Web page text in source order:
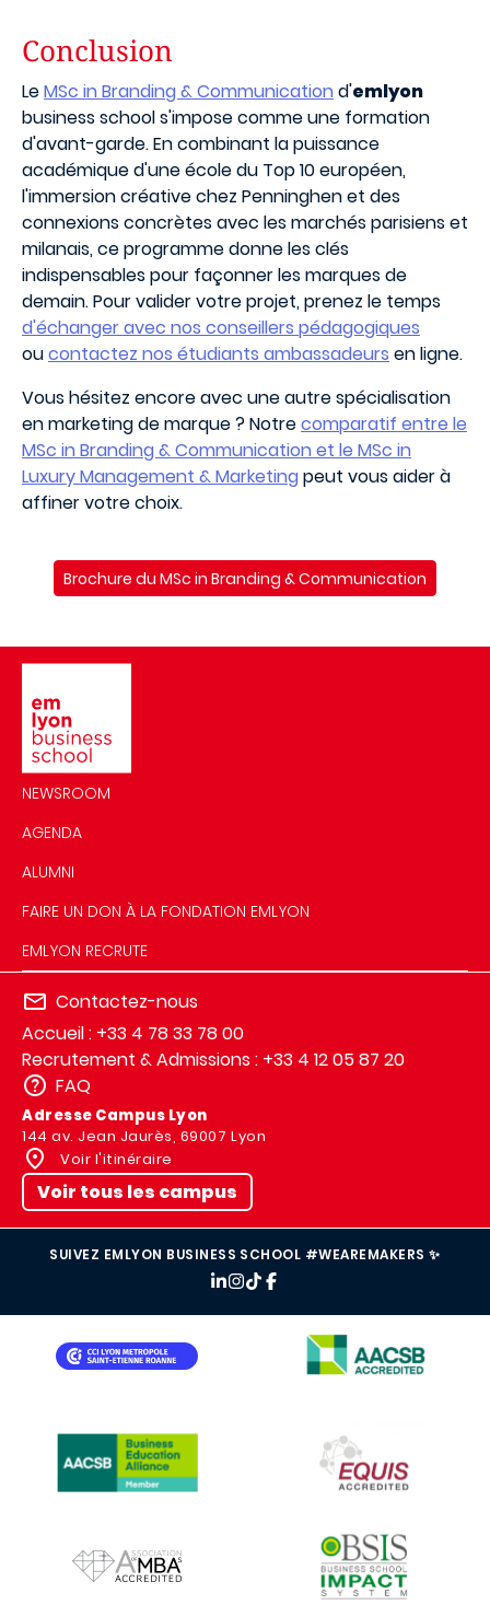
Conclusion
LeMSc in Branding & Communicationd'emlyon
business school s'impose comme une formation
d'avant-garde. En combinant la puissance
académique d'une école du Top 10 européen,
l'immersion créative chez Penninghen et des
connexions concrètes avec les marchés parisiens et
milanais, ce programme donne les clés
indispensables pour façonner les marques de
demain. Pour valider votre projet, prenez le temps
d'échanger avec nos conseillers pédagogiques
oucontactez nos étudiants ambassadeurs en ligne.
Vous hésitez encore avec une autre spécialisation
en marketing de marque ? Notrecomparatif entre le
MSc in Branding & Communication et le MSc in
Luxury Management & Marketingpeut vous aider à
affiner votre choix.
Brochure du MSc in Branding & Communication
NEWSROOM
AGENDA
ALUMNI
FAIRE UN DON À LA FONDATION EMLYON
EMLYON RECRUTE
Contactez-nous
Accueil : +33 4 78 33 78 00
Recrutement & Admissions : +33 4 12 05 87 20
FAQ
Adresse Campus Lyon
144 av. Jean Jaurès, 69007 Lyon
Voir l'itinéraire
Voir tous les campus
SUIVEZ EMLYON BUSINESS SCHOOL #WEAREMAKERS ✨
IMAGE
IMAGE
IMAGE